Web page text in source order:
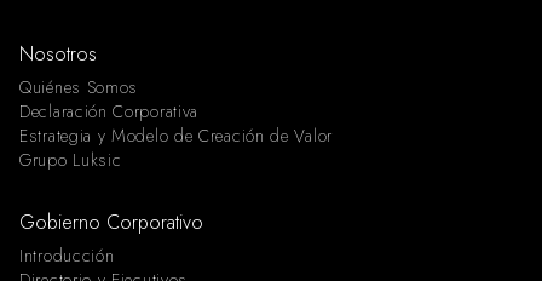
Nosotros
Quiénes Somos
Declaración Corporativa
Estrategia y Modelo de Creación de Valor
Grupo Luksic
Gobierno Corporativo
Introducción